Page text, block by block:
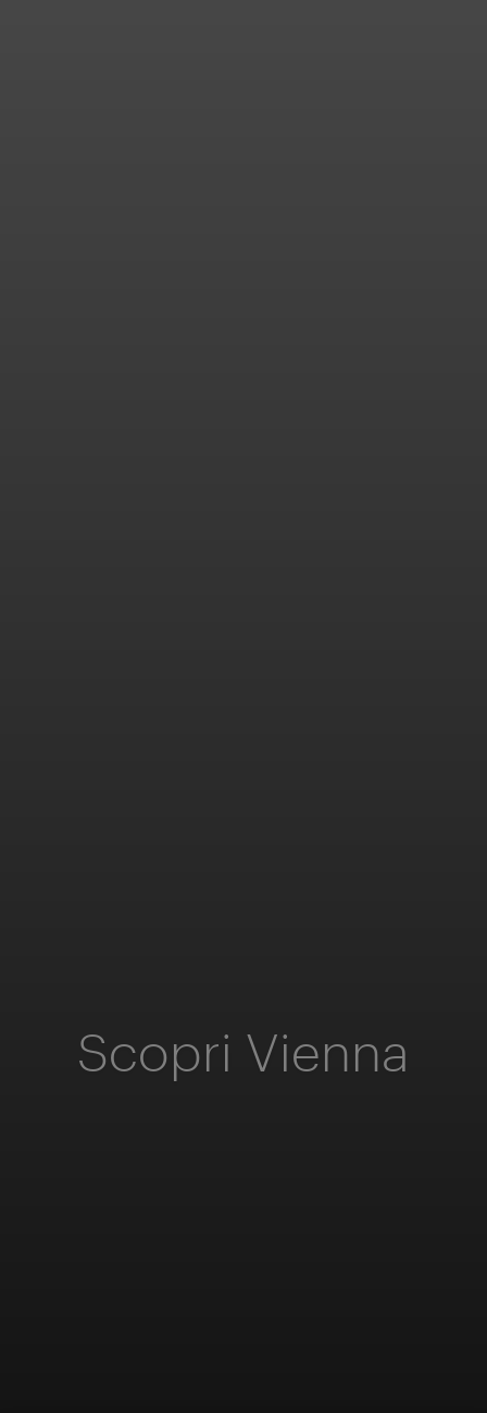
Scopri Vienna